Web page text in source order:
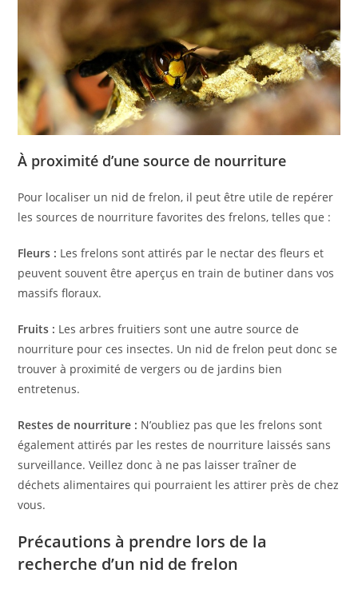
À proximité d’une source de nourriture
Pour localiser un nid de frelon, il peut être utile de repérer
les sources de nourriture favorites des frelons, telles que :
Fleurs : Les frelons sont attirés par le nectar des fleurs et
peuvent souvent être aperçus en train de butiner dans vos
massifs floraux.
Fruits : Les arbres fruitiers sont une autre source de
nourriture pour ces insectes. Un nid de frelon peut donc se
trouver à proximité de vergers ou de jardins bien
entretenus.
Restes de nourriture : N’oubliez pas que les frelons sont
également attirés par les restes de nourriture laissés sans
surveillance. Veillez donc à ne pas laisser traîner de
déchets alimentaires qui pourraient les attirer près de chez
vous.
Précautions à prendre lors de la
recherche d’un nid de frelon